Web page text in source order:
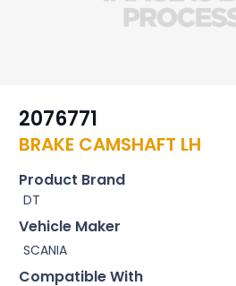
2076771
BRAKE CAMSHAFT LH
Product Brand
DT
Vehicle Maker
SCANIA
Compatible With